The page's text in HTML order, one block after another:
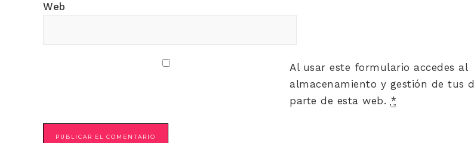
Web
Al usar este formulario accedes al
almacenamiento y gestión de tus
parte de esta web. *